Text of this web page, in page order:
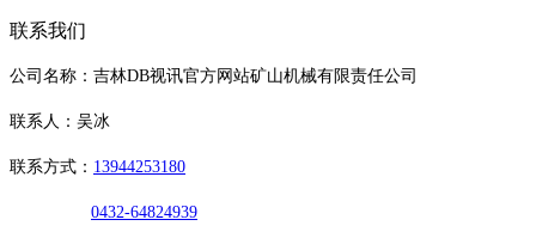
联系我们
公司名称：吉林DB视讯官方网站矿山机械有限责任公司
联系人：吴冰
联系方式： 13944253180
0432-64824939